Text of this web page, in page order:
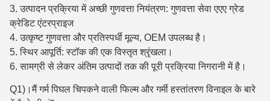
3. उत्पादन प्रक्रिया में अच्छी गुणवत्ता नियंत्रण: गुणवत्ता सेवा एएए ग्रेड
क्रेडिट एंटरप्राइज
4. उत्कृष्ट गुणवत्ता और प्रतिस्पर्धी मूल्य, OEM उपलब्ध है।
5. स्थिर आपूर्ति: स्टॉक की एक विस्तृत श्रृंखला।
6. सामग्री से लेकर अंतिम उत्पादों तक की पूरी प्रक्रिया निगरानी में है।
Q1)।मैं गर्म पिघल चिपकने वाली फिल्म और गर्मी हस्तांतरण विनाइल के बारे